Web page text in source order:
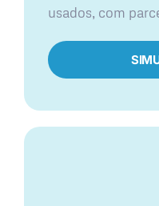
usados, com